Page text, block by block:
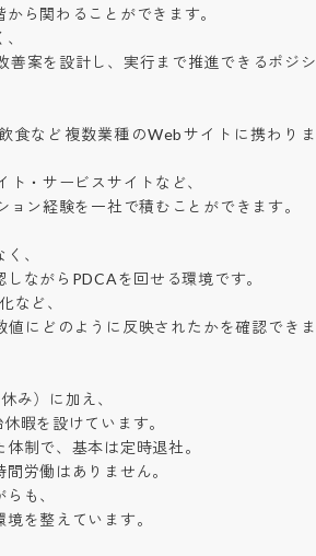
ら関わることができます。
善案を設計し、実行まで推進できるポジシ
食など複数業種のWebサイトに携わりま
ト・サービスサイトなど、
ョン経験を一社で積むことができます。
、
ながらPDCAを回せる環境です。
など、
値にどのように反映されたかを確認できま
み）に加え、
暇を設けています。
制で、基本は定時退社。
労働はありません。
も、
を整えています。